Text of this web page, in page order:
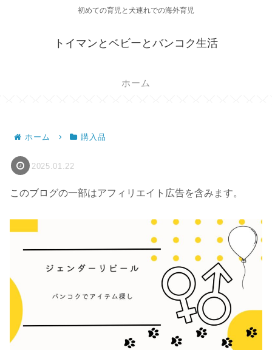
初めての育児と犬連れでの海外育児
トイマンとベビーとバンコク生活
ホーム
ホーム 購入品
2025.01.22
このブログの一部はアフィリエイト広告を含みます。